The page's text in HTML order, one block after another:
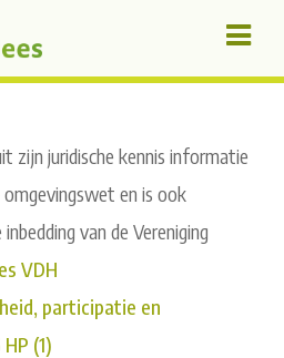
zijn juridische kennis informatie
en is ook
van de Vereniging
VDH
participatie en
(1)